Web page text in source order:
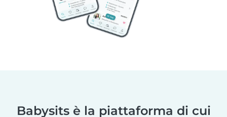
Babysits è la piattaforma di cui